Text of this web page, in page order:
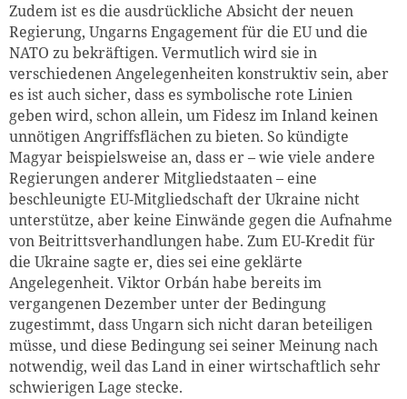
Zudem ist es die ausdrückliche Absicht der neuen
Regierung, Ungarns Engagement für die EU und die
NATO zu bekräftigen. Vermutlich wird sie in
verschiedenen Angelegenheiten konstruktiv sein, aber
es ist auch sicher, dass es symbolische rote Linien
geben wird, schon allein, um Fidesz im Inland keinen
unnötigen Angriffsflächen zu bieten. So kündigte
Magyar beispielsweise an, dass er – wie viele andere
Regierungen anderer Mitgliedstaaten – eine
beschleunigte EU-Mitgliedschaft der Ukraine nicht
unterstütze, aber keine Einwände gegen die Aufnahme
von Beitrittsverhandlungen habe. Zum EU-Kredit für
die Ukraine sagte er, dies sei eine geklärte
Angelegenheit. Viktor Orbán habe bereits im
vergangenen Dezember unter der Bedingung
zugestimmt, dass Ungarn sich nicht daran beteiligen
müsse, und diese Bedingung sei seiner Meinung nach
notwendig, weil das Land in einer wirtschaftlich sehr
schwierigen Lage stecke.